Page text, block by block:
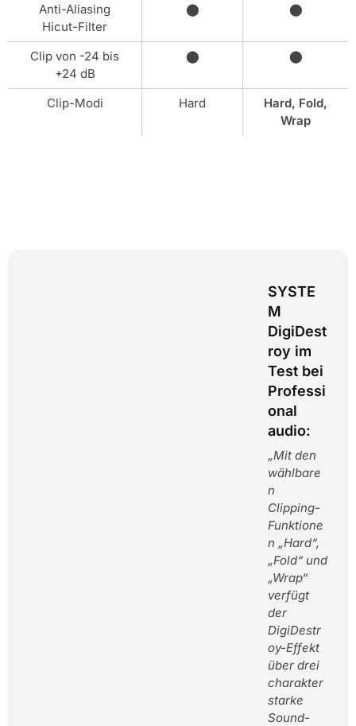
Anti-Aliasing
Hicut-Filter
⬤ ⬤
Clip von -24 bis
+24 dB
⬤ ⬤
Clip-Modi Hard
Hard, Fold,
Wrap
SYSTE
M
DigiDest
roy im
Test bei
Professi
onal
audio:
„Mit den
wählbare
n
Clipping-
Funktione
n „Hard“,
„Fold“ und
„Wrap“
verfügt
der
DigiDestr
oy-Effekt
über drei
charakter
starke
Sound-